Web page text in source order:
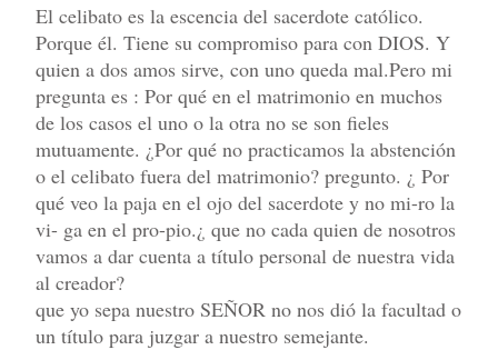
El celibato es la escencia del sacerdote católico.
Porque él. Tiene su compromiso para con DIOS. Y
quien a dos amos sirve, con uno queda mal.Pero mi
pregunta es : Por qué en el matrimonio en muchos
de los casos el uno o la otra no se son fieles
mutuamente. ¿Por qué no practicamos la abstención
o el celibato fuera del matrimonio? pregunto. ¿ Por
qué veo la paja en el ojo del sacerdote y no mi-ro la
vi- ga en el pro-pio.¿ que no cada quien de nosotros
vamos a dar cuenta a título personal de nuestra vida
al creador?
que yo sepa nuestro SEÑOR no nos dió la facultad o
un título para juzgar a nuestro semejante.